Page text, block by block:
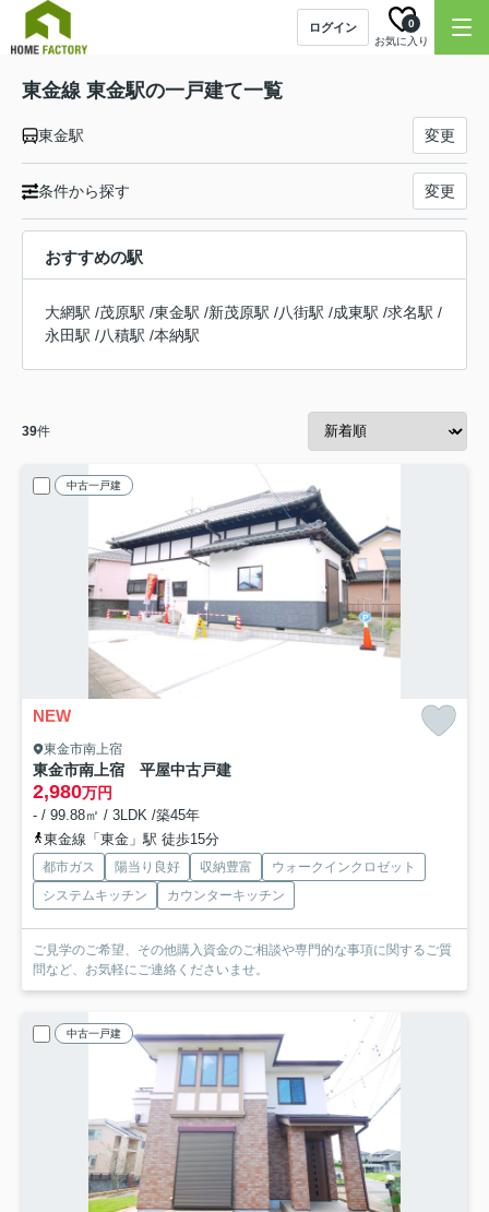
ログイン
お気に入り
0
東金線 東金駅の一戸建て一覧
東金駅 変更
条件から探す 変更
おすすめの駅
大網駅 /茂原駅 /東金駅 /新茂原駅 /八街駅 /成東駅 /求名駅 /
永田駅 /八積駅 /本納駅
39件
中古一戸建
NEW
東金市南上宿
東金市南上宿 平屋中古戸建
2,980万円
- / 99.88㎡ / 3LDK /築45年
東金線「東金」駅 徒歩15分
都市ガス 陽当り良好 収納豊富
ウォークインクロゼット
システムキッチン
カウンターキッチン
ご見学のご希望、その他購入資金のご相談や専門的な事項に関するご質
問など、お気軽にご連絡くださいませ。
中古一戸建